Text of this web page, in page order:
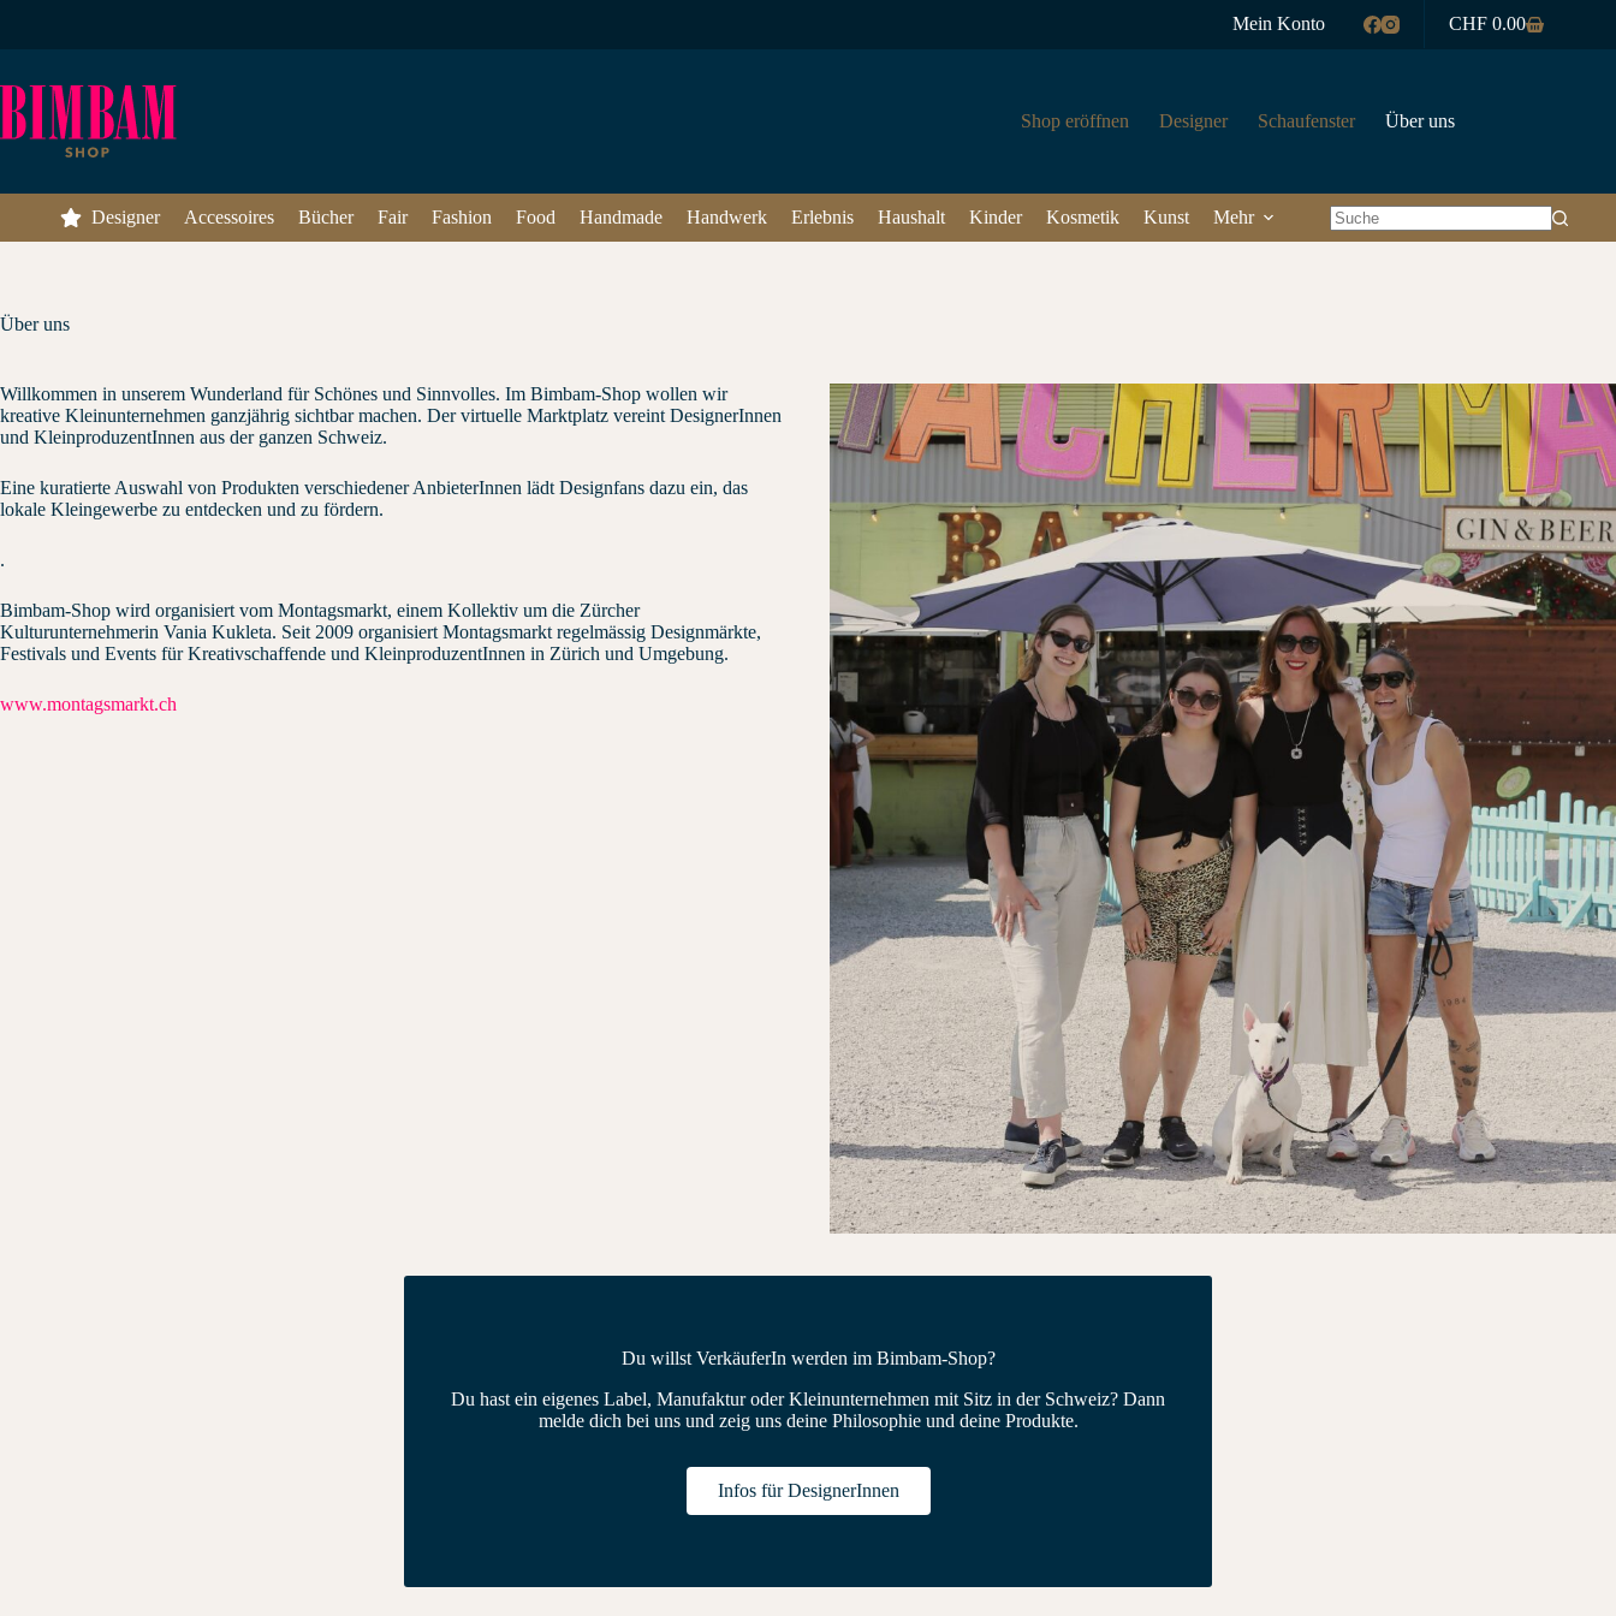
Mein Konto Warenkorb
CHF 0.00
Shop eröffnen Designer Schaufenster Über uns
Designer Accessoires Bücher Fair Fashion Food Handmade Handwerk Erlebnis Haushalt Kinder Kosmetik Kunst
Mehr
Keine
Über uns
Willkommen in unserem Wunderland für Schönes und Sinnvolles. Im Bimbam-Shop wollen wir
kreative Kleinunternehmen ganzjährig sichtbar machen. Der virtuelle Marktplatz vereint DesignerInnen
und KleinproduzentInnen aus der ganzen Schweiz.
Eine kuratierte Auswahl von Produkten verschiedener AnbieterInnen lädt Designfans dazu ein, das
lokale Kleingewerbe zu entdecken und zu fördern.
.
Bimbam-Shop wird organisiert vom Montagsmarkt, einem Kollektiv um die Zürcher
Kulturunternehmerin Vania Kukleta. Seit 2009 organisiert Montagsmarkt regelmässig Designmärkte,
Festivals und Events für Kreativschaffende und KleinproduzentInnen in Zürich und Umgebung.
www.montagsmarkt.ch
Du willst VerkäuferIn werden im Bimbam-Shop?
Du hast ein eigenes Label, Manufaktur oder Kleinunternehmen mit Sitz in der Schweiz? Dann
melde dich bei uns und zeig uns deine Philosophie und deine Produkte.
Infos für DesignerInnen